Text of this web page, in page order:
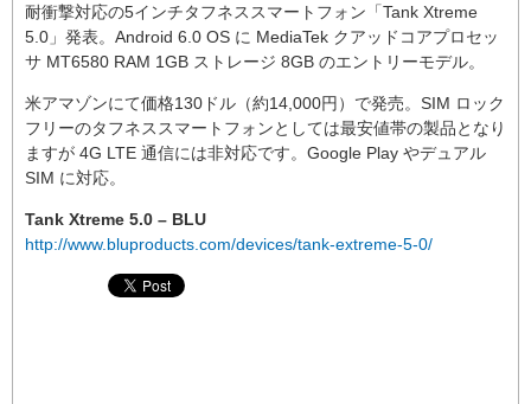
耐衝撃対応の5インチタフネススマートフォン「Tank Xtreme
5.0」発表。Android 6.0 OS に MediaTek クアッドコアプロセッ
サ MT6580 RAM 1GB ストレージ 8GB のエントリーモデル。
米アマゾンにて価格130ドル（約14,000円）で発売。SIM ロック
フリーのタフネススマートフォンとしては最安値帯の製品となり
ますが 4G LTE 通信には非対応です。Google Play やデュアル
SIM に対応。
Tank Xtreme 5.0 – BLU
http://www.bluproducts.com/devices/tank-extreme-5-0/